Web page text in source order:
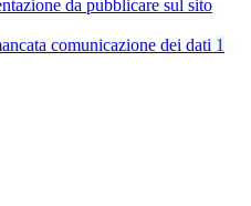
da pubblicare sul sito
comunicazione dei dati 1